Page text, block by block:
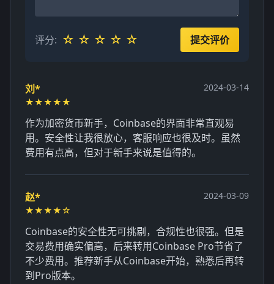
评分: ☆ ☆ ☆ ☆ ☆ 提交评价
刘*
★★★★★
2024-03-14
作为加密货币新手，Coinbase的界面非常直观易
用。安全性让我很放心，客服响应也很及时。虽然
费用有点高，但对于新手来说是值得的。
赵*
★★★★☆
2024-03-09
Coinbase的安全性无可挑剔，合规性也很强。但是
交易费用确实偏高，后来转用Coinbase Pro节省了
不少费用。推荐新手从Coinbase开始，熟悉后再转
到Pro版本。